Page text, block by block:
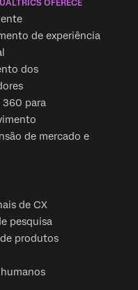
OFERECE
de experiência
dos
360 para
de mercado e
de CX
pesquisa
produtos